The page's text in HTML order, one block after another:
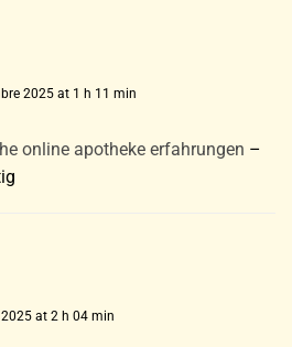
2025 at 1 h 11 min
online apotheke erfahrungen –
at 2 h 04 min